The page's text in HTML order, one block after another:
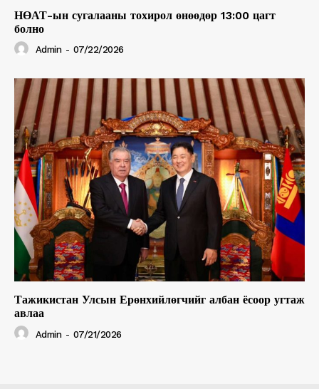
НӨАТ-ын сугалааны тохирол өнөөдөр 13:00 цагт
болно
Admin - 07/22/2026
Тажикистан Улсын Ерөнхийлөгчийг албан ёсоор угтаж
авлаа
Admin - 07/21/2026